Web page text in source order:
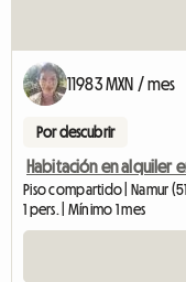
11983 MXN / mes
Por descubrir
Habitación en alquiler
Piso compartido | Namur
1 pers. | Mínimo 1 mes